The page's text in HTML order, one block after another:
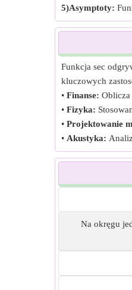
5)Asymptoty:
Funkcja sec
kluczowych
• Finanse: Oblicza
• Fizyka:
• Projektowanie
• Akustyka:
Na okręgu